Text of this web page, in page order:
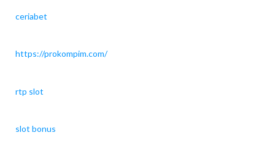
ceriabet
https://prokompim.com/
rtp slot
slot bonus